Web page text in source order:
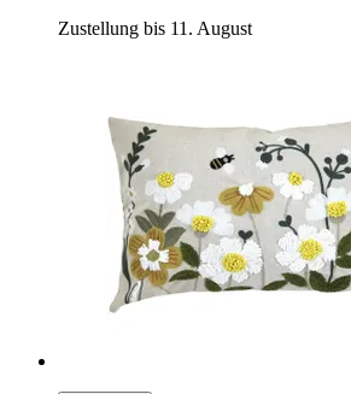
Zustellung bis 11. August